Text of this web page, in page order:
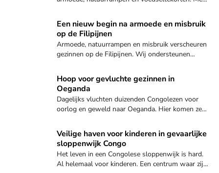
nodig. Het land wordt geleid door de Taliban.
Vrouwen en meisjes hebben het extra zwaar.
Een nieuw begin na armoede en misbruik
op de Filipijnen
Armoede, natuurrampen en misbruik verscheuren
gezinnen op de Filipijnen. Wij ondersteunen
Ontdek hoe jij kunt helpen
Hoop voor gevluchte gezinnen in
Oeganda
Dagelijks vluchten duizenden Congolezen voor
oorlog en geweld naar Oeganda. Hier komen ze
aan bijna alles.
Ontdek hoe jij kunt helpen
Veilige haven voor kinderen in gevaarlijke
sloppenwijk Congo
Het leven in een Congolese sloppenwijk is hard.
Al helemaal voor kinderen. Een centrum waar zij
Veilige haven voor kinderen in gevaarlijke sloppenwijk